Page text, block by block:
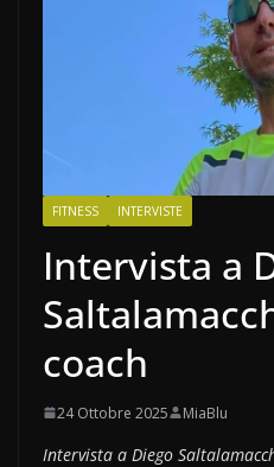
FITNESS INTERVISTE
Intervista a
coach
24 Ottobre 2025 MiaBlu
Intervista a Diego